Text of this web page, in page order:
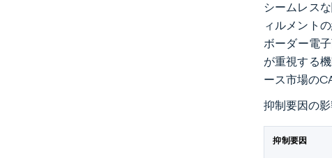
シームレス
ィルメント
ボーダー電
が重視する
ース市場の
抑制要因の
抑制要因